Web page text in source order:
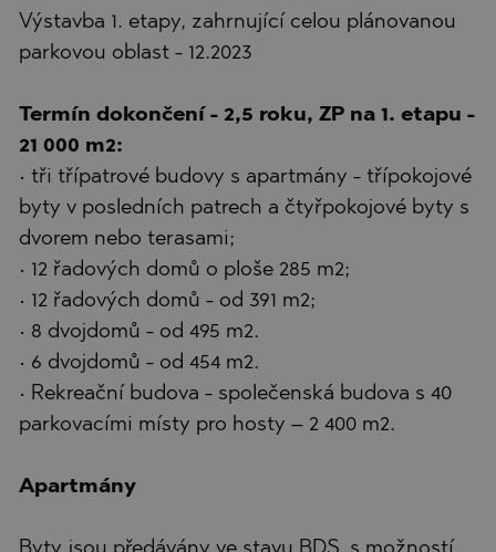
Výstavba 1. etapy, zahrnující celou plánovanou
parkovou oblast - 12.2023
Termín dokončení - 2,5 roku, ZP na 1. etapu -
21 000 m2:
• tři třípatrové budovy s apartmány - třípokojové
byty v posledních patrech a čtyřpokojové byty s
dvorem nebo terasami;
• 12 řadových domů o ploše 285 m2;
• 12 řadových domů - od 391 m2;
• 8 dvojdomů - od 495 m2.
• 6 dvojdomů - od 454 m2.
• Rekreační budova - společenská budova s 40
parkovacími místy pro hosty – 2 400 m2.
Apartmány